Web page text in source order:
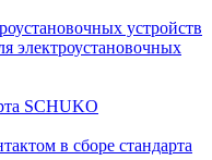
устройств
электроустановочных
SCHUKO
в сборе стандарта